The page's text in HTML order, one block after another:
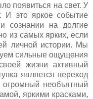
появиться на свет. У
И это яркое событие
сознании на долгие
из самых ярких, если
личной истории. Мы
сильные ощущения
жизни активный
является переход
огромный необъятный
яркими красками,